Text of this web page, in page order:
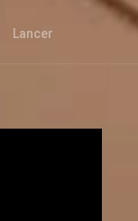
Lancer